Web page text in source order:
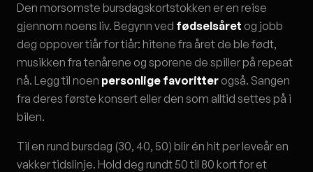
Den morsomste bursdagskortstokken er en reise
gjennom noens liv. Begynn ved fødselsåret og jobb
deg oppover tiår for tiår: hitene fra året de ble født,
musikken fra tenårene og sporene de spiller på repeat
nå. Legg til noen personlige favoritter også. Sangen
fra deres første konsert eller den som alltid settes på i
bilen.
Til en rund bursdag (30, 40, 50) blir én hit per leveår en
vakker tidslinje. Hold deg rundt 50 til 80 kort for et